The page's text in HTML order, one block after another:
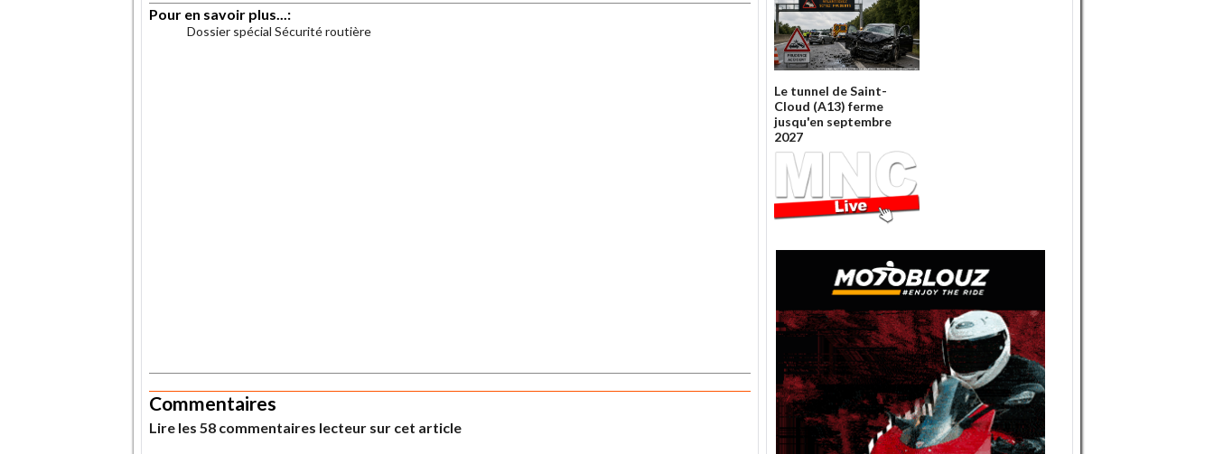
Pour en savoir plus...:
Dossier spécial Sécurité routière
Commentaires
Lire les 58 commentaires lecteur sur cet article
Le tunnel de Saint-
Cloud (A13) ferme
jusqu'en septembre
2027